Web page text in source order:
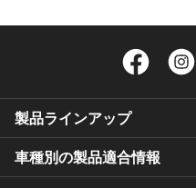
Facebook
製品ラインアップ
車種別の製品適合情報